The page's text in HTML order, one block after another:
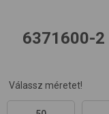
6371600-2
Válassz méretet!